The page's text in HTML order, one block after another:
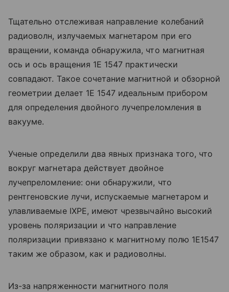
Тщательно отслеживая направление колебаний
радиоволн, излучаемых магнетаром при его
вращении, команда обнаружила, что магнитная
ось и ось вращения 1E 1547 практически
совпадают. Такое сочетание магнитной и обзорной
геометрии делает 1E 1547 идеальным прибором
для определения двойного лучепреломления в
вакууме.
Ученые определили два явных признака того, что
вокруг магнетара действует двойное
лучепреломление: они обнаружили, что
рентгеновские лучи, испускаемые магнетаром и
улавливаемые IXPE, имеют чрезвычайно высокий
уровень поляризации и что направление
поляризации привязано к магнитному полю 1E1547
таким же образом, как и радиоволны.
Из-за напряженности магнитного поля